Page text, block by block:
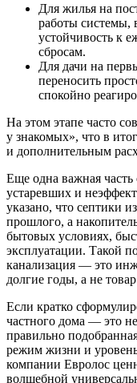
Для жилья на
работы системы,
устойчивость к
сбросам.
Для дачи на
переносить
спокойно
На этом этапе часто
у знакомых», что в
и дополнительным
Еще одна важная
устаревших и
указано, что септики
прошлого, а
бытовых условиях,
эксплуатации. Такой
канализация — это
долгие годы, а не
Если кратко
частного дома — это
правильно
режим жизни и
компании Евролос
волшебной